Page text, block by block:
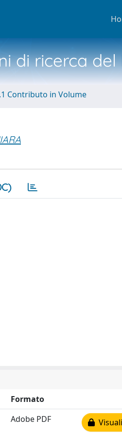
di ricerca del
Contributo in Volume
Formato
Adobe PDF